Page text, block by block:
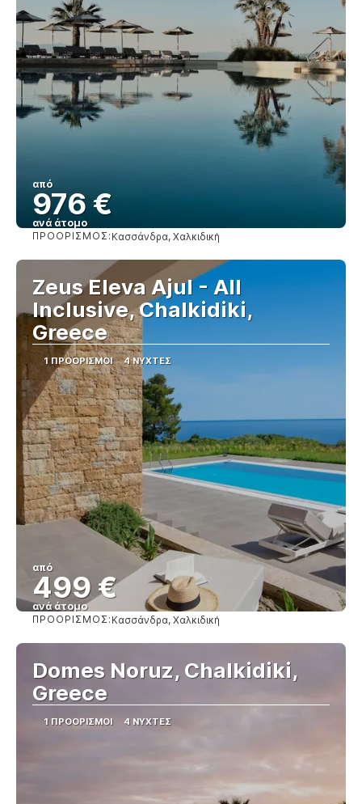
από
976 €
ανά άτομο
Βλέπω
ΠΡΟΟΡΙΣΜΌΣ: Κασσάνδρα, Χαλκιδική
Zeus Eleva Ajul - All
Inclusive, Chalkidiki,
Greece
1 ΠΡΟΟΡΙΣΜΟΊ 4 ΝΎΧΤΕΣ
από
499 €
ανά άτομο
Βλέπω
ΠΡΟΟΡΙΣΜΌΣ: Κασσάνδρα, Χαλκιδική
Domes Noruz, Chalkidiki,
Greece
1 ΠΡΟΟΡΙΣΜΟΊ 4 ΝΎΧΤΕΣ